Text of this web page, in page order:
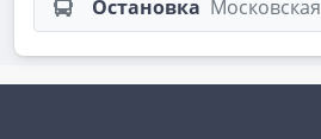
Остановка Московская